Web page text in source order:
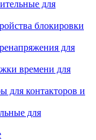
для
блокировки
для
времени для
для контакторов и
для